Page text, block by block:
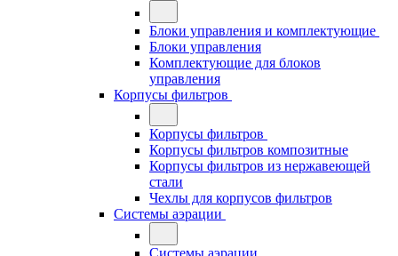
Блоки управления и комплектующие
Блоки управления
Комплектующие для блоков
управления
Корпусы фильтров
Корпусы фильтров
Корпусы фильтров композитные
Корпусы фильтров из нержавеющей
стали
Чехлы для корпусов фильтров
Системы аэрации
Системы аэрации